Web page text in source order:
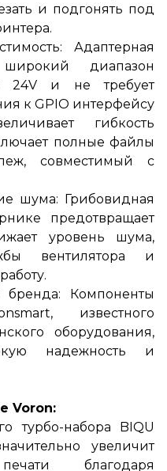
и подгонять под
Адаптерная
диапазон
24V и не требует
к GPIO интерфейсу
гибкость
полные файлы
совместимый с
шума: Грибовидная
предотвращает
уровень шума,
вентилятора и
Компоненты
известного
оборудования,
надежность и
Voron:
турбо-набора BIQU
увеличит
благодаря